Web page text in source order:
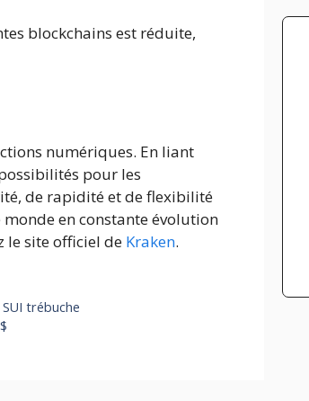
blockchains est réduite,
numériques. En liant
pour les
de rapidité et de flexibilité
en constante évolution
le site officiel de Kraken.
trébuche